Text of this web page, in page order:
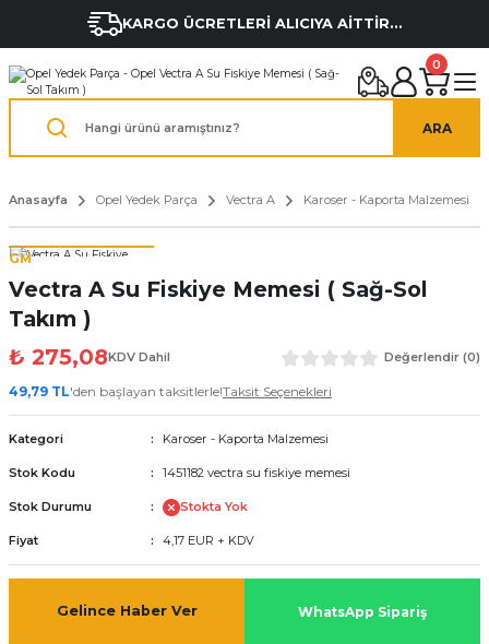
KARGO ÜCRETLERİ ALICIYA AİTTİR...
ARA
0
Anasayfa Opel Yedek Parça Vectra A Karoser - Kaporta Malzemesi
GM
Vectra A Su Fiskiye Memesi ( Sağ-Sol
Takım )
₺ 275,08KDV Dahil Değerlendir (0)
49,79 TL'den başlayan taksitlerle!Taksit Seçenekleri
Kategori Karoser - Kaporta Malzemesi
Stok Kodu 1451182 vectra su fiskiye memesi
Stok Durumu Stokta Yok
Fiyat 4,17 EUR + KDV
Gelince Haber Ver WhatsApp Sipariş